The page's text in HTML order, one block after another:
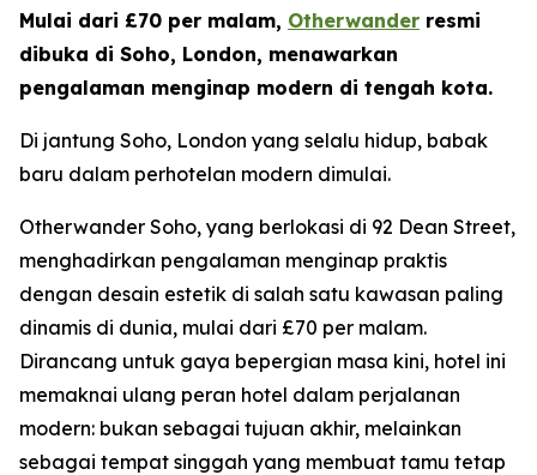
Mulai dari £70 per malam, Otherwander resmi
dibuka di Soho, London, menawarkan
pengalaman menginap modern di tengah kota.
Di jantung Soho, London yang selalu hidup, babak
baru dalam perhotelan modern dimulai.
Otherwander Soho, yang berlokasi di 92 Dean Street,
menghadirkan pengalaman menginap praktis
dengan desain estetik di salah satu kawasan paling
dinamis di dunia, mulai dari £70 per malam.
Dirancang untuk gaya bepergian masa kini, hotel ini
memaknai ulang peran hotel dalam perjalanan
modern: bukan sebagai tujuan akhir, melainkan
sebagai tempat singgah yang membuat tamu tetap